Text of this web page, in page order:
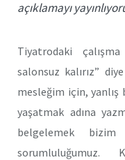
açıklamayı
Tiyatrodaki
salonsuz kalırız”
mesleğim için, yanlış
yaşatmak adına
belgelemek
sorumluluğumuz.